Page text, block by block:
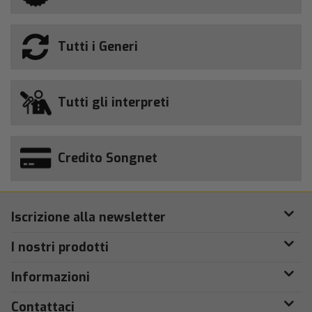
Tutti i Generi
Tutti gli interpreti
Credito Songnet
Iscrizione alla newsletter
I nostri prodotti
Informazioni
Contattaci